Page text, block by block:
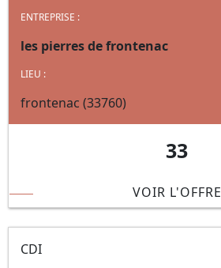
ENTREPRISE :
les pierres de frontenac
LIEU :
frontenac (33760)
33
VOIR L'OFFRE
CDI